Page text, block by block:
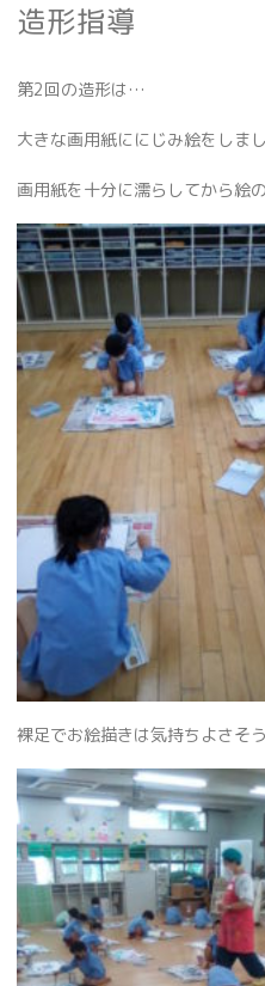
造形指導
第2回の造形は…
大きな画用紙ににじみ絵をしま
画用紙を十分に濡らしてから絵
裸足でお絵描きは気持ちよさそ